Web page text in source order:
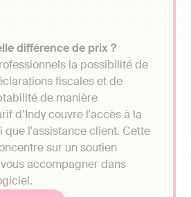
différence de prix ?
la possibilité de
fiscales et de
de manière
d’Indy couvre l'accès à la
que l'assistance client. Cette
sur un soutien
accompagner dans